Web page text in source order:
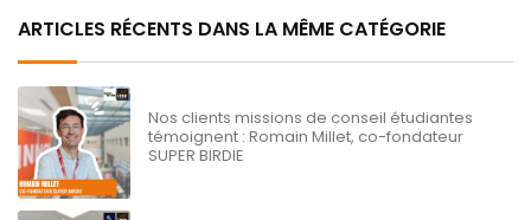
ARTICLES RÉCENTS DANS LA MÊME CATÉGORIE
Nos clients missions de conseil étudiantes
témoignent : Romain Millet, co-fondateur
SUPER BIRDIE